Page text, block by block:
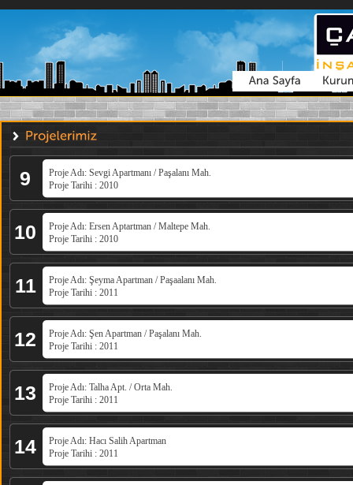
9
Proje Adı: Sevgi Apartmanı / Paşalanı Mah.
Proje Tarihi : 2010
10
Proje Adı: Ersen Aptartman / Maltepe Mah.
Proje Tarihi : 2010
11
Proje Adı: Şeyma Apartman / Paşaalanı Mah.
Proje Tarihi : 2011
12
Proje Adı: Şen Apartman / Paşalanı Mah.
Proje Tarihi : 2011
13
Proje Adı: Talha Apt. / Orta Mah.
Proje Tarihi : 2011
14
Proje Adı: Hacı Salih Apartman
Proje Tarihi : 2011